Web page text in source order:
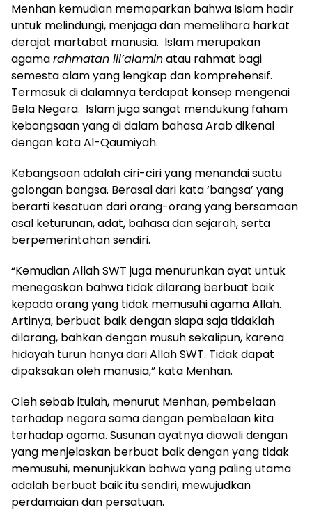
Menhan kemudian memaparkan bahwa Islam hadir
untuk melindungi, menjaga dan memelihara harkat
derajat martabat manusia. Islam merupakan
agamarahmatan lil’alaminatau rahmat bagi
semesta alam yang lengkap dan komprehensif.
Termasuk di dalamnya terdapat konsep mengenai
Bela Negara. Islam juga sangat mendukung faham
kebangsaan yang di dalam bahasa Arab dikenal
dengan kata Al-Qaumiyah.
Kebangsaan adalah ciri-ciri yang menandai suatu
golongan bangsa. Berasal dari kata ‘bangsa’ yang
berarti kesatuan dari orang-orang yang bersamaan
asal keturunan, adat, bahasa dan sejarah, serta
berpemerintahan sendiri.
“Kemudian Allah SWT juga menurunkan ayat untuk
menegaskan bahwa tidak dilarang berbuat baik
kepada orang yang tidak memusuhi agama Allah.
Artinya, berbuat baik dengan siapa saja tidaklah
dilarang, bahkan dengan musuh sekalipun, karena
hidayah turun hanya dari Allah SWT. Tidak dapat
dipaksakan oleh manusia,” kata Menhan.
Oleh sebab itulah, menurut Menhan, pembelaan
terhadap negara sama dengan pembelaan kita
terhadap agama. Susunan ayatnya diawali dengan
yang menjelaskan berbuat baik dengan yang tidak
memusuhi, menunjukkan bahwa yang paling utama
adalah berbuat baik itu sendiri, mewujudkan
perdamaian dan persatuan.